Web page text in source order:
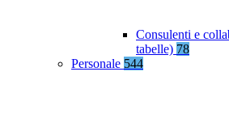
Consulenti e
tabelle) 78
Personale 544